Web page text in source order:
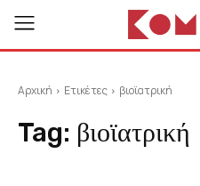
Αρχική Ετικέτες βιοϊατρική
Tag: βιοϊατρική